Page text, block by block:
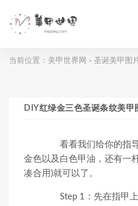
当前位置： 美甲世界网 > 圣诞美甲图
DIY红绿金三色圣诞条纹美甲
看看我们给你的指导
金色以及白色甲油，还有一
凑合用)就可以了。
Step 1：先在指甲上